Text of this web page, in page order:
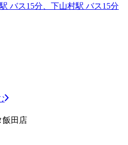
バス15分、下山村駅 バス15分
飯田店